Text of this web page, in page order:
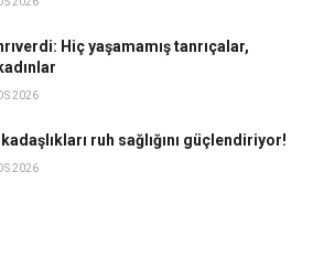
Hiç yaşamamış tanrıçalar,
2026
ruh sağlığını güçlendiriyor!
2026